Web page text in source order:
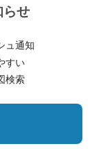
らせ
ュ通知
すい
検索
約
報